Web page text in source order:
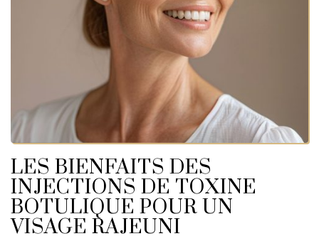
LES BIENFAITS DES
INJECTIONS DE TOXINE
BOTULIQUE POUR UN
VISAGE RAJEUNI